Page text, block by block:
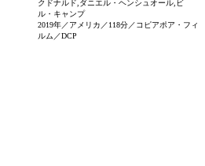
クドナルド,ダニエル・ヘンシュオール,ビ
ル・キャンプ
2019年／アメリカ／118分／コピアポア・フィ
ルム／DCP